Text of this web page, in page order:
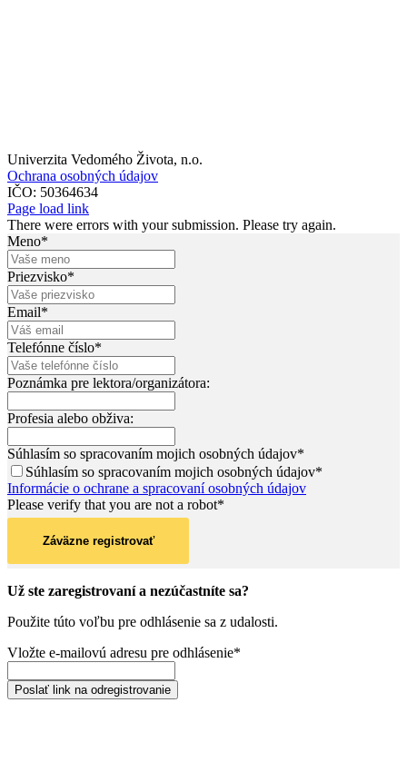
Univerzita Vedomého Života, n.o.
Ochrana osobných údajov
IČO: 50364634
Page load link
There were errors with your submission. Please try again.
Meno*
Priezvisko*
Email*
Telefónne číslo*
Poznámka pre lektora/organizátora:
Profesia alebo obživa:
Súhlasím so spracovaním mojich osobných údajov*
Súhlasím so spracovaním mojich osobných údajov*
Informácie o ochrane a spracovaní osobných údajov
Please verify that you are not a robot*
Záväzne registrovať
Už ste zaregistrovaní a nezúčastníte sa?
Použite túto voľbu pre odhlásenie sa z udalosti.
Vložte e-mailovú adresu pre odhlásenie*